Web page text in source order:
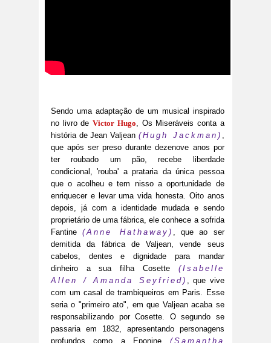
Sendo uma adaptação de um musical inspirado
no livro deVictor Hugo , Os Miseráveis conta a
história de Jean Valjean (Hugh Jackman)
que após ser preso durante dezenove anos por
ter roubado um pão, recebe liberdade
condicional, 'rouba' a prataria da única pessoa
que o acolheu e tem nisso a oportunidade de
enriquecer e levar uma vida honesta. Oito anos
depois, já com a identidade mudada e sendo
proprietário de uma fábrica, ele conhece a sofrida
Fantine(Anne Hathaway)
, que ao ser
demitida da fábrica de Valjean, vende seus
cabelos, dentes e dignidade para mandar
dinheiro a sua filha Cosette (Isabelle
Allen / Amanda Seyfried)
, que vive
com um casal de trambiqueiros em Paris. Esse
seria o "primeiro ato", em que Valjean acaba se
responsabilizando por Cosette. O segundo se
passaria em 1832, apresentando personagens
profundos como a Eponine (Samantha